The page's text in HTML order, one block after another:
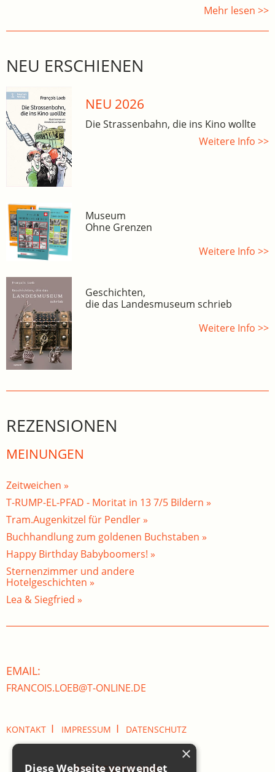
Mehr lesen >>
NEU ERSCHIENEN
NEU 2026
Die Strassenbahn, die ins Kino wollte
Weitere Info >>
Museum
Ohne Grenzen
Weitere Info >>
Geschichten,
die das Landesmuseum schrieb
Weitere Info >>
REZENSIONEN
MEINUNGEN
Zeitweichen »
T-RUMP-EL-PFAD - Moritat in 13 7/5 Bildern »
Tram.Augenkitzel für Pendler »
Buchhandlung zum goldenen Buchstaben »
Happy Birthday Babyboomers! »
Sternenzimmer und andere
Hotelgeschichten »
Lea & Siegfried »
EMAIL:
FRANCOIS.LOEB@T-ONLINE.DE
KONTAKT I IMPRESSUM I DATENSCHUTZ
×
Diese Webseite verwendet